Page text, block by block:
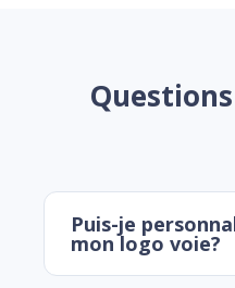
Puis-je
mon logo voie?